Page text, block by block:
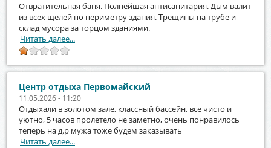
Отвратительная баня. Полнейшая антисанитария. Дым валит
из всех щелей по периметру здания. Трещины на трубе и
склад мусора за торцом зданиями.
Читать далее...
Центр отдыха Первомайский
11.05.2026 - 11:20
Отдыхали в золотом зале, классный бассейн, все чисто и
уютно, 5 часов пролетело не заметно, очень понравилось
теперь на д.р мужа тоже будем заказывать
Читать далее...